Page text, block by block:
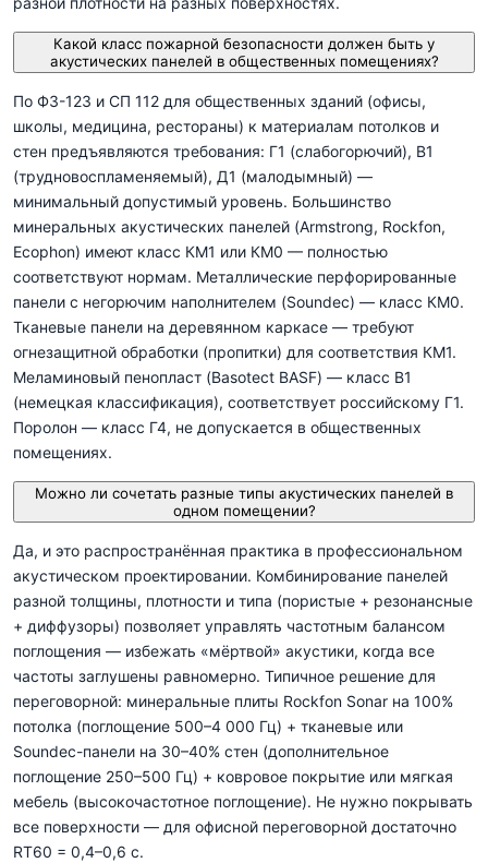
Какой класс пожарной безопасности должен быть у
акустических панелей в общественных помещениях?
По ФЗ-123 и СП 112 для общественных зданий (офисы,
школы, медицина, рестораны) к материалам потолков и
стен предъявляются требования: Г1 (слабогорючий), В1
(трудновоспламеняемый), Д1 (малодымный) —
минимальный допустимый уровень. Большинство
минеральных акустических панелей (Armstrong, Rockfon,
Ecophon) имеют класс КМ1 или КМ0 — полностью
соответствуют нормам. Металлические перфорированные
панели с негорючим наполнителем (Soundec) — класс КМ0.
Тканевые панели на деревянном каркасе — требуют
огнезащитной обработки (пропитки) для соответствия КМ1.
Меламиновый пенопласт (Basotect BASF) — класс B1
(немецкая классификация), соответствует российскому Г1.
Поролон — класс Г4, не допускается в общественных
помещениях.
Можно ли сочетать разные типы акустических панелей в
одном помещении?
Да, и это распространённая практика в профессиональном
акустическом проектировании. Комбинирование панелей
разной толщины, плотности и типа (пористые + резонансные
+ диффузоры) позволяет управлять частотным балансом
поглощения — избежать «мёртвой» акустики, когда все
частоты заглушены равномерно. Типичное решение для
переговорной: минеральные плиты Rockfon Sonar на 100%
потолка (поглощение 500–4 000 Гц) + тканевые или
Soundec-панели на 30–40% стен (дополнительное
поглощение 250–500 Гц) + ковровое покрытие или мягкая
мебель (высокочастотное поглощение). Не нужно покрывать
все поверхности — для офисной переговорной достаточно
RT60 = 0,4–0,6 с.